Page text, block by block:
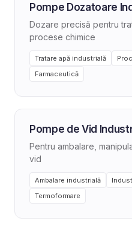
Pompe Dozatoare
Dozare precisă pentru
procese chimice
Tratare apă industrială
Farmaceutică
Pompe de Vid
Pentru ambalare,
vid
Ambalare industrială
Termoformare